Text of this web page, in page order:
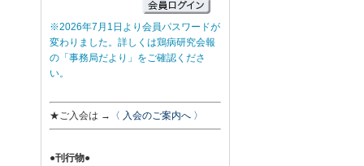
※2026年7月1日より会員パスワードが
変わりました。詳しくは鶏病研究会報
の「事務局だより」をご確認くださ
い。
★ご入会は → 〈 入会のご案内へ 〉
●刊行物●